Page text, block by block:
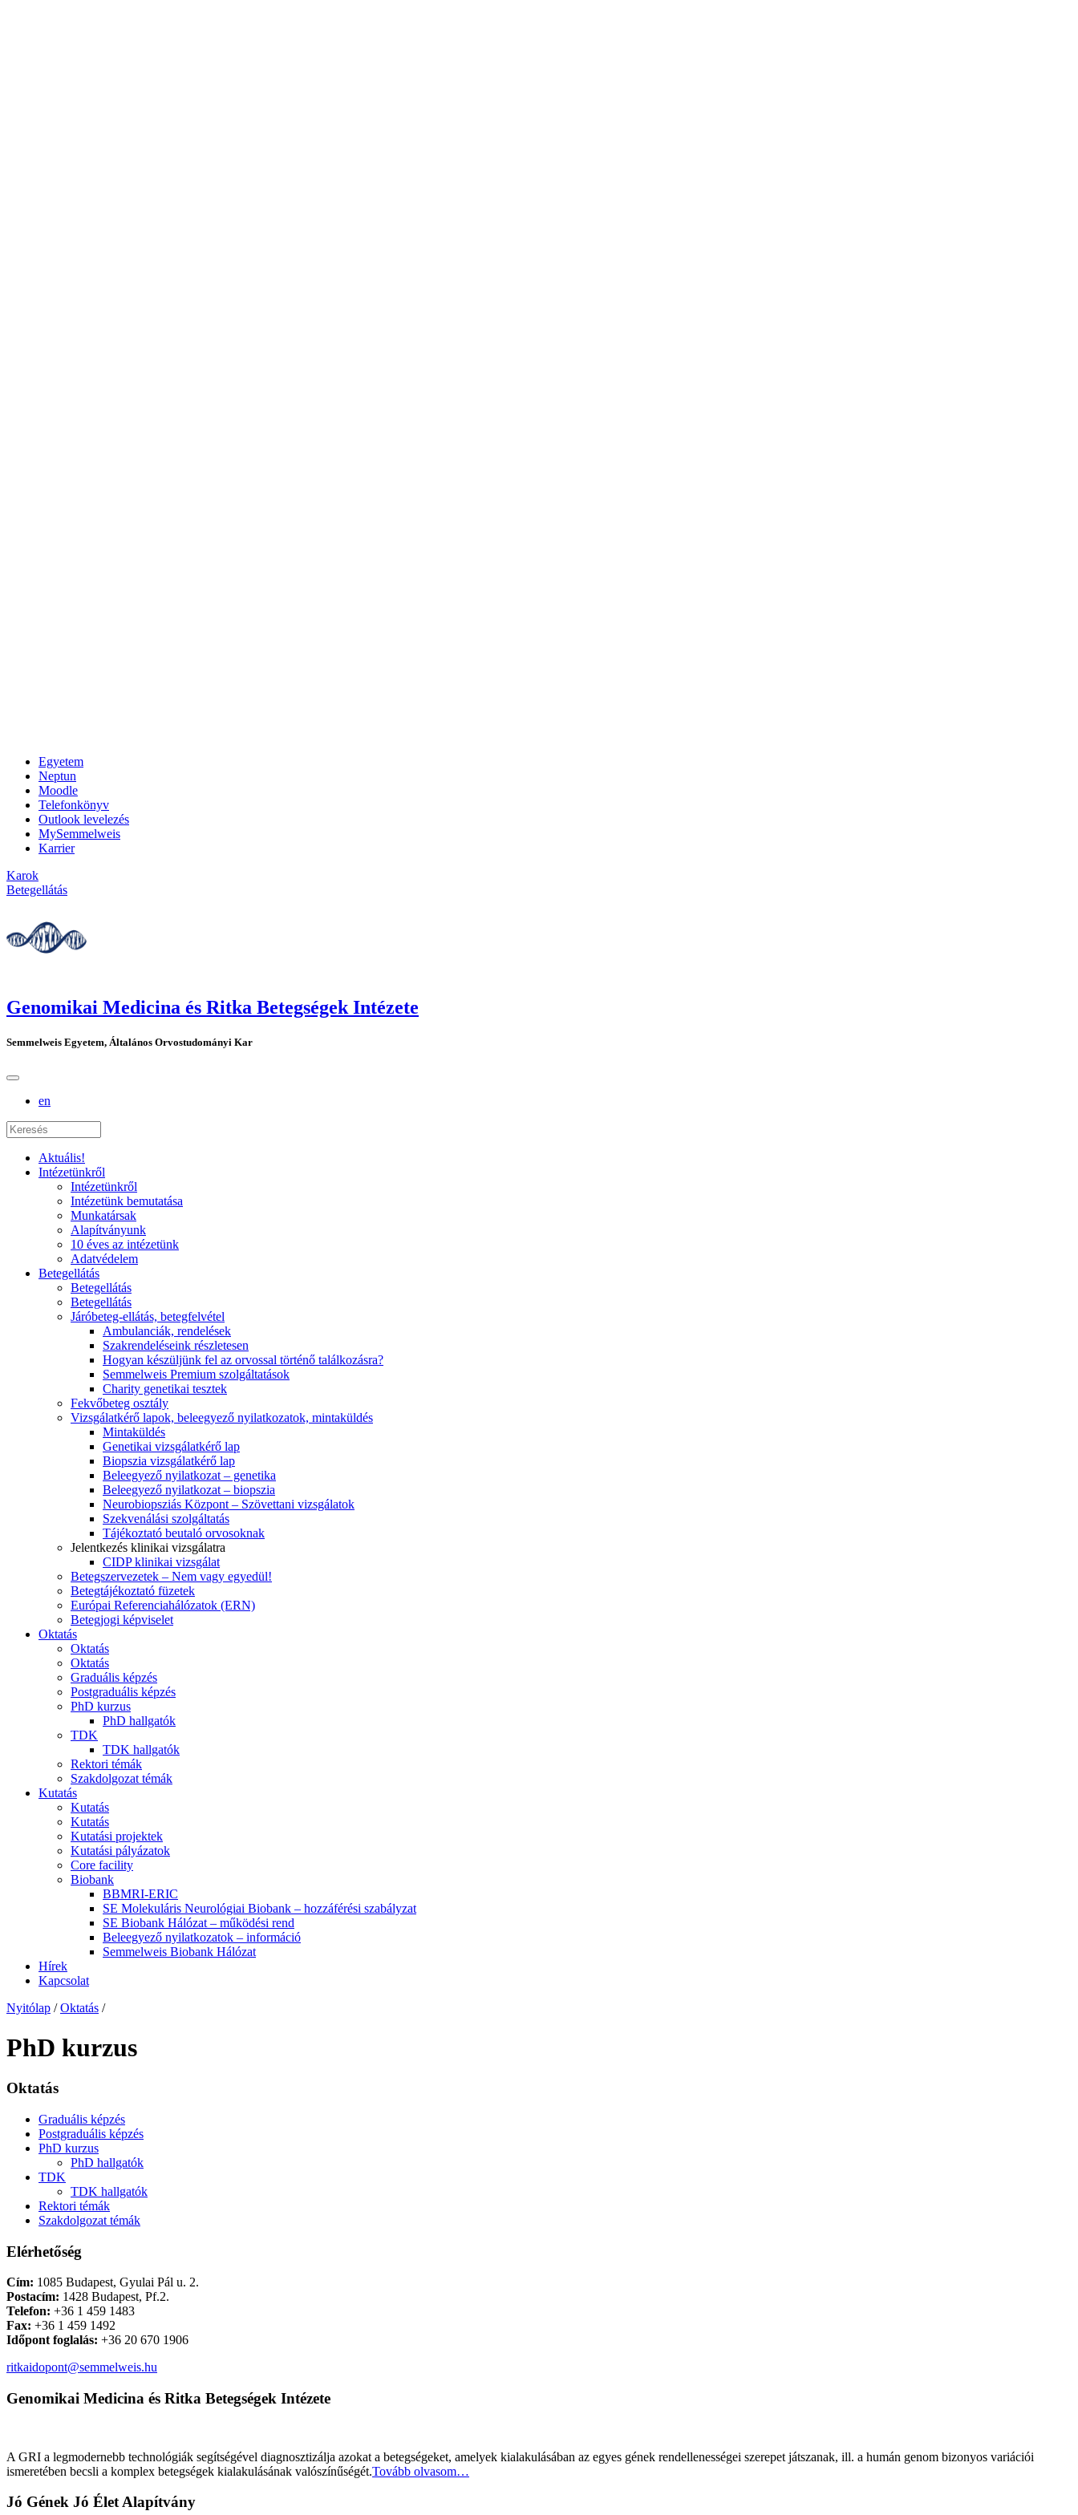
Egyetem
Neptun
Moodle
Telefonkönyv
Outlook levelezés
MySemmelweis
Karrier
Karok
Betegellátás
Genomikai Medicina és Ritka Betegségek Intézete
Semmelweis Egyetem, Általános Orvostudományi Kar
en
Aktuális!
Intézetünkről
Intézetünkről
Intézetünk bemutatása
Munkatársak
Alapítványunk
10 éves az intézetünk
Adatvédelem
Betegellátás
Betegellátás
Betegellátás
Járóbeteg-ellátás, betegfelvétel
Ambulanciák, rendelések
Szakrendeléseink részletesen
Hogyan készüljünk fel az orvossal történő találkozásra?
Semmelweis Premium szolgáltatások
Charity genetikai tesztek
Fekvőbeteg osztály
Vizsgálatkérő lapok, beleegyező nyilatkozatok, mintaküldés
Mintaküldés
Genetikai vizsgálatkérő lap
Biopszia vizsgálatkérő lap
Beleegyező nyilatkozat – genetika
Beleegyező nyilatkozat – biopszia
Neurobiopsziás Központ – Szövettani vizsgálatok
Szekvenálási szolgáltatás
Tájékoztató beutaló orvosoknak
Jelentkezés klinikai vizsgálatra
CIDP klinikai vizsgálat
Betegszervezetek – Nem vagy egyedül!
Betegtájékoztató füzetek
Európai Referenciahálózatok (ERN)
Betegjogi képviselet
Oktatás
Oktatás
Oktatás
Graduális képzés
Postgraduális képzés
PhD kurzus
PhD hallgatók
TDK
TDK hallgatók
Rektori témák
Szakdolgozat témák
Kutatás
Kutatás
Kutatás
Kutatási projektek
Kutatási pályázatok
Core facility
Biobank
BBMRI-ERIC
SE Molekuláris Neurológiai Biobank – hozzáférési szabályzat
SE Biobank Hálózat – működési rend
Beleegyező nyilatkozatok – információ
Semmelweis Biobank Hálózat
Hírek
Kapcsolat
Nyitólap / Oktatás /
PhD kurzus
Oktatás
Graduális képzés
Postgraduális képzés
PhD kurzus
PhD hallgatók
TDK
TDK hallgatók
Rektori témák
Szakdolgozat témák
Elérhetőség
Cím: 1085 Budapest, Gyulai Pál u. 2.
Postacím: 1428 Budapest, Pf.2.
Telefon: +36 1 459 1483
Fax: +36 1 459 1492
Időpont foglalás: +36 20 670 1906
ritkaidopont@semmelweis.hu
Genomikai Medicina és Ritka Betegségek Intézete
A GRI a legmodernebb technológiák segítségével diagnosztizálja azokat a betegségeket, amelyek kialakulásában az egyes gének rendellenességei szerepet játszanak, ill. a humán genom bizonyos variációi
ismeretében becsli a komplex betegségek kialakulásának valószínűségét.Tovább olvasom…
Jó Gének Jó Élet Alapítvány